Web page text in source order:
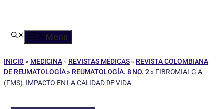
Menú
INICIO » MEDICINA » REVISTAS MÉDICAS » REVISTA COLOMBIANA
DE REUMATOLOGÍA » REUMATOLOGÍA. 8 NO. 2 » FIBROMIALGIA
(FMS). IMPACTO EN LA CALIDAD DE VIDA